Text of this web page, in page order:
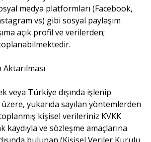
medya platformları (Facebook,
vs) gibi sosyal paylaşım
açık profil ve verilerden;
veya Türkiye dışında işlenip
yukarıda sayılan yöntemlerden
kişisel verileriniz KVKK
kaydıyla ve sözleşme amaçlarına